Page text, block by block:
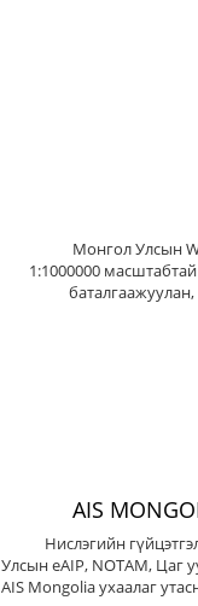
Монгол Улсын
1:1000000
AIS
Нислэгийн
Улсын eAIP, NOTAM, Цаг
AIS Mongolia ухаалаг